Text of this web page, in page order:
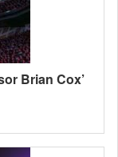
Brian Cox’